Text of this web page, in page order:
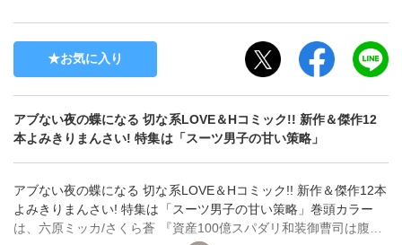
お気に入り
アブない夜の蝶になる 切な系LOVE＆Hコミック!! 新作＆傑作12
本よみきりまんさい! 特集は「スーツ男子の甘い策略」
アブない夜の蝶になる 切な系LOVE＆Hコミック!! 新作＆傑作12本
よみきりまんさい! 特集は「スーツ男子の甘い策略」巻頭カラー
は、六原ミッカ/さくら蒼 『資産100億スパダリ和装御曹司は腹黒